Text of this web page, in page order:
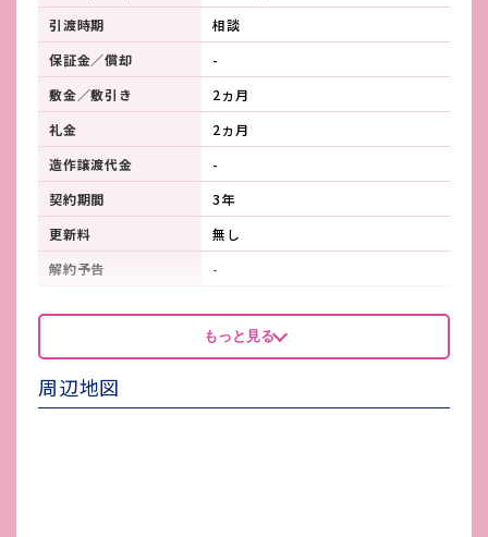
引渡時期
相談
保証金／償却
-
敷金／敷引き
2ヵ月
礼金
2ヵ月
造作譲渡代金
-
契約期間
3年
更新料
無し
解約予告
-
看板製作費
-
看板使用料・
維持管理費
-
鍵交換費
-
もっと見る
周辺地図